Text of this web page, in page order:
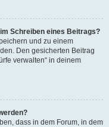
Schreiben eines Beitrags?
und zu einem
Den gesicherten Beitrag
verwalten“ in deinem
dass in dem Forum, in dem